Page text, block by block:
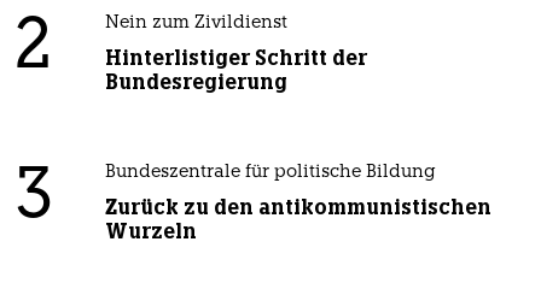
2 Nein zum Zivildienst
Hinterlistiger Schritt der
Bundesregierung
3 Bundeszentrale für politische Bildung
Zurück zu den antikommunistischen
Wurzeln